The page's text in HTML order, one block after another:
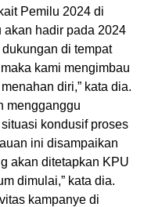
Pemilu 2024 di
akan hadir pada 2024
di tempat
kami mengimbau
diri,” kata dia.
mengganggu
kondusif proses
ini disampaikan
akan ditetapkan KPU
dimulai,” kata dia.
kampanye di